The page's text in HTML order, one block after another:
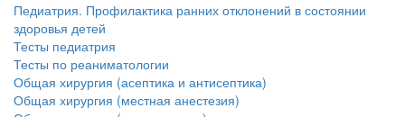
Педиатрия. Профилактика ранних отклонений в состоянии
здоровья детей
Тесты педиатрия
Тесты по реаниматологии
Общая хирургия (асептика и антисептика)
Общая хирургия (местная анестезия)